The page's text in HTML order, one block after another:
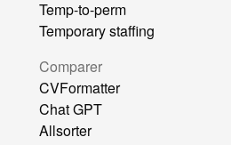
Temp-to-perm
Temporary staffing
Comparer
CVFormatter
Chat GPT
Allsorter